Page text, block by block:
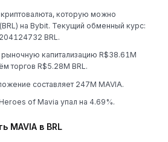
которую можно
на Bybit. Текущий обменный курс:
BRL.
капитализацию R$38.61M
торгов R$5.28M BRL.
составляет 247M MAVIA.
of Mavia упал на 4.69%.
MAVIA в BRL